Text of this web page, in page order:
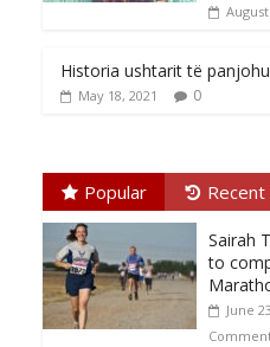
August
Historia ushtarit të
May 18, 2021 0
Popular Recent
Sairah
to
June